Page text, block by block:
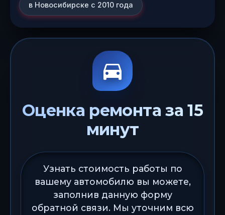
в Новосибирске с 2010 года
Оценка ремонта за 15
минут
Узнать стоимость работы по
вашему автомобилю вы можете,
заполнив данную форму
обратной связи. Мы уточним всю